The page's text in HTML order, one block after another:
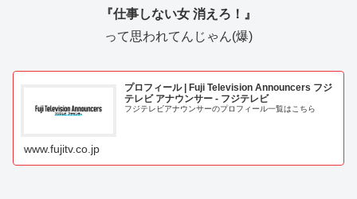
『仕事しない女 消えろ！』
って思われてんじゃん(爆)
プロフィール | Fuji Television Announcers フジ
テレビ アナウンサー - フジテレビ
フジテレビアナウンサーのプロフィール一覧はこちら
www.fujitv.co.jp